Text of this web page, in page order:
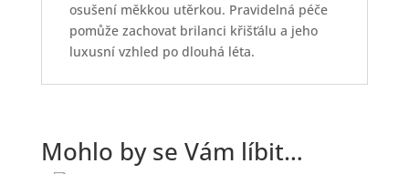
osušení měkkou utěrkou. Pravidelná péče
pomůže zachovat brilanci křišťálu a jeho
luxusní vzhled po dlouhá léta.
Mohlo by se Vám líbit…